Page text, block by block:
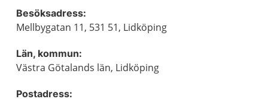
Besöksadress:
Mellbygatan 11, 531 51, Lidköping
Län, kommun:
Västra Götalands län, Lidköping
Postadress: